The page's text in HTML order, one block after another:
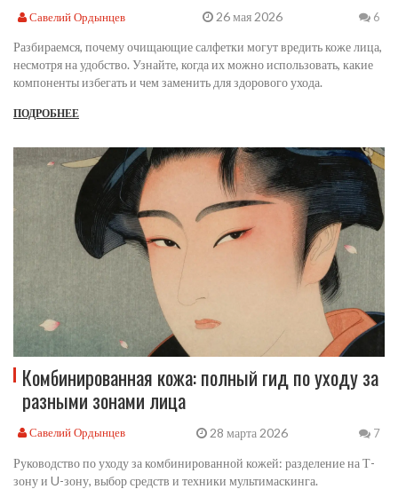
Савелий Ордынцев 26 мая 2026 6
Разбираемся, почему очищающие салфетки могут вредить коже лица,
несмотря на удобство. Узнайте, когда их можно использовать, какие
компоненты избегать и чем заменить для здорового ухода.
ПОДРОБНЕЕ
Комбинированная кожа: полный гид по уходу за
разными зонами лица
Савелий Ордынцев 28 марта 2026 7
Руководство по уходу за комбинированной кожей: разделение на Т-
зону и U-зону, выбор средств и техники мультимаскинга.